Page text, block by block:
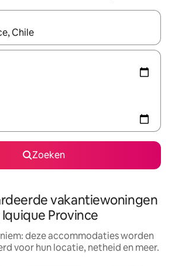
beschikbaar zijn, maak je een keuze
Zoeken
vakantiewoningen
Iquique Province
deze accommodaties worden
voor hun locatie, netheid en meer.